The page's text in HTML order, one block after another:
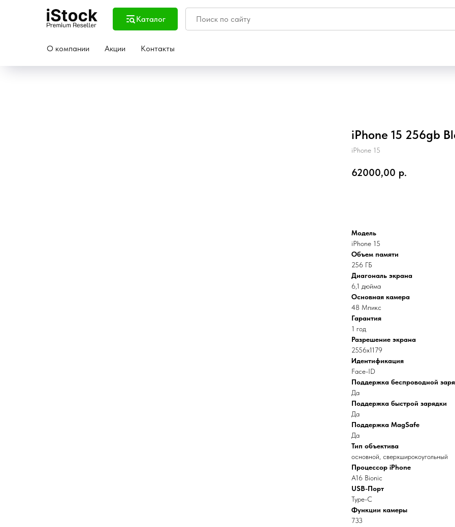
Каталог
О компании Акции Контакты
iPhone 15 256gb
iPhone 15
62000,00 р.
Модель
iPhone 15
Объем памяти
256 ГБ
Диагональ экрана
6,1 дюйма
Основная камера
48 Мпикс
Гарантия
1 год
Разрешение экрана
2556x1179
Идентификация
Face-ID
Поддержка беспроводной
Да
Поддержка быстрой зарядки
Да
Поддержка MagSafe
Да
Тип объектива
основной, сверхширокоугольный
Процессор iPhone
A16 Bionic
USB-Порт
Type-C
Функции камеры
733